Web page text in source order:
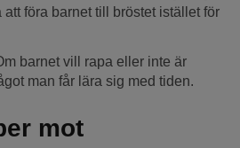
att föra barnet till bröstet istället för
barnet vill rapa eller inte är
man får lära sig med tiden.
mot